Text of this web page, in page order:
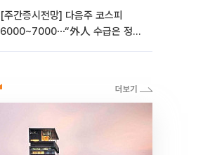
[주간증시전망] 다음주 코스피
6000~7000⋯“外人 수급은 정책